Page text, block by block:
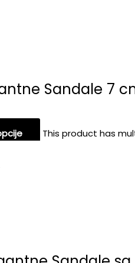
Sandale 7
This product has